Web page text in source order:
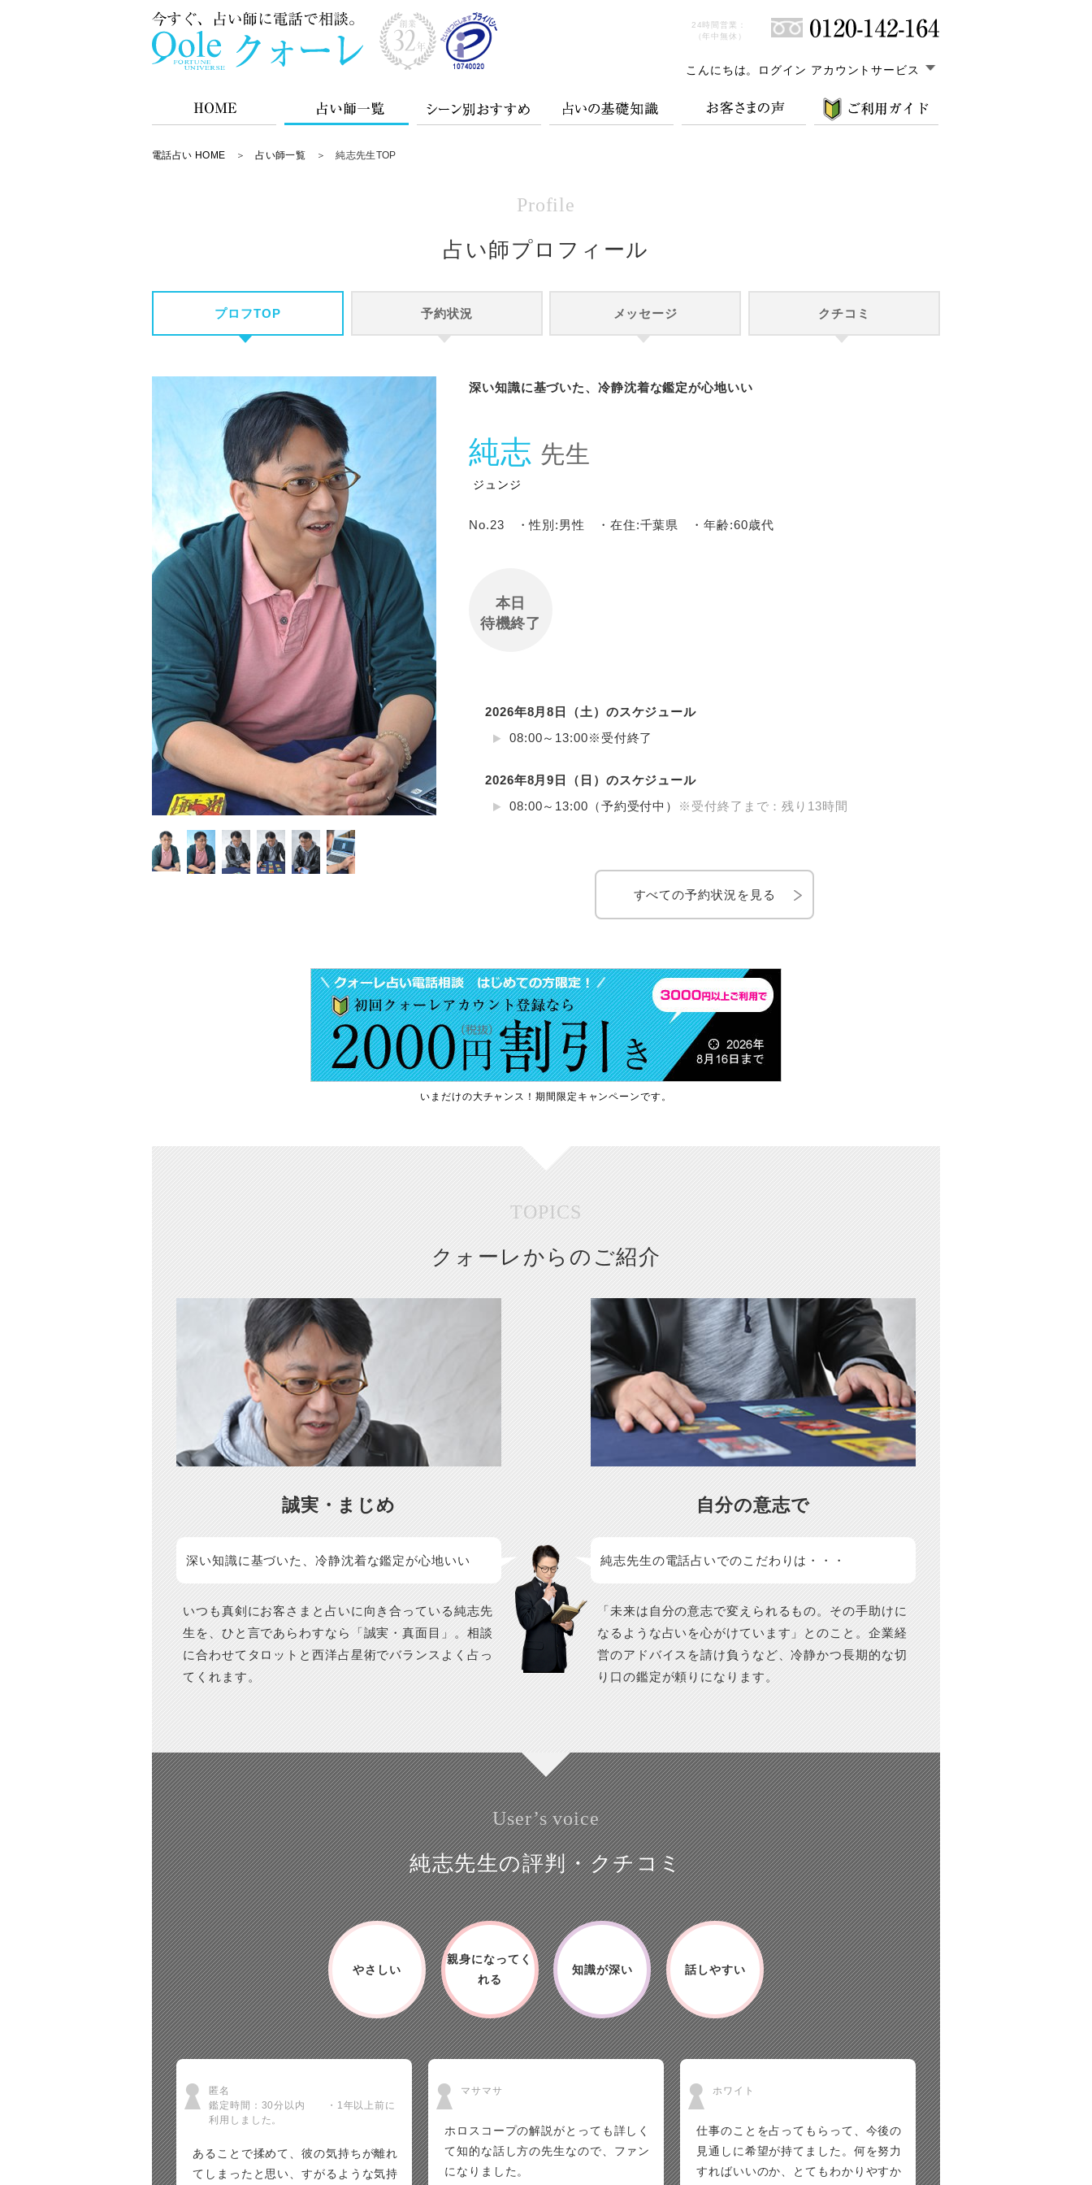
24時間営業：
（年中無休）
こんにちは。 ログイン アカウントサービス
電話占い HOME ＞占い師一覧 ＞ 純志先生TOP
Profile
占い師プロフィール
プロフTOP 予約状況 メッセージ クチコミ
深い知識に基づいた、冷静沈着な鑑定が心地いい
純志 先生
ジュンジ
No.23 ・性別:男性 ・在住:千葉県 ・年齢:60歳代
本日
待機終了
2026年8月8日（土）のスケジュール
08:00～13:00※受付終了
2026年8月9日（日）のスケジュール
08:00～13:00（予約受付中）
※受付終了まで：残り13時間
すべての予約状況を見る
いまだけの大チャンス！期間限定キャンペーンです。
TOPICS
クォーレからのご紹介
誠実・まじめ
深い知識に基づいた、冷静沈着な鑑定が心地いい
いつも真剣にお客さまと占いに向き合っている純志先
生を、ひと言であらわすなら「誠実・真面目」。相談
に合わせてタロットと西洋占星術でバランスよく占っ
てくれます。
自分の意志で
純志先生の電話占いでのこだわりは・・・
「未来は自分の意志で変えられるもの。その手助けに
なるような占いを心がけています」とのこと。企業経
営のアドバイスを請け負うなど、冷静かつ長期的な切
り口の鑑定が頼りになります。
User’s voice
純志先生の評判・クチコミ
やさしい
親身になってく
れる
知識が深い 話しやすい
匿名
鑑定時間：30分以内 ・1年以上前に
利用しました。
あることで揉めて、彼の気持ちが離れ
てしまったと思い、すがるような気持
マサマサ
ホロスコープの解説がとっても詳しく
て知的な話し方の先生なので、ファン
になりました。
ホワイト
仕事のことを占ってもらって、今後の
見通しに希望が持てました。何を努力
すればいいのか、とてもわかりやすか